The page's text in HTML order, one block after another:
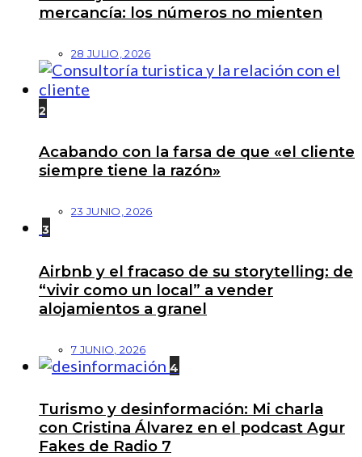
mercancía: los números no mienten
28 JULIO, 2026
2
Acabando con la farsa de que «el cliente
siempre tiene la razón»
23 JUNIO, 2026
3
Airbnb y el fracaso de su storytelling: de
“vivir como un local” a vender
alojamientos a granel
7 JUNIO, 2026
4
Turismo y desinformación: Mi charla
con Cristina Álvarez en el podcast Agur
Fakes de Radio 7